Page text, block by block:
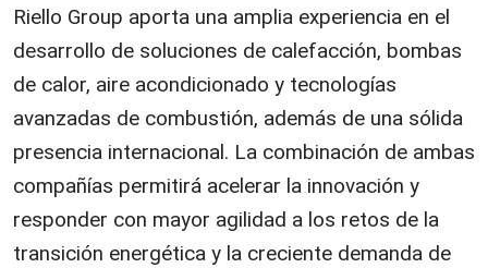
Riello Group aporta una amplia experiencia en el
desarrollo de soluciones de calefacción, bombas
de calor, aire acondicionado y tecnologías
avanzadas de combustión, además de una sólida
presencia internacional. La combinación de ambas
compañías permitirá acelerar la innovación y
responder con mayor agilidad a los retos de la
transición energética y la creciente demanda de